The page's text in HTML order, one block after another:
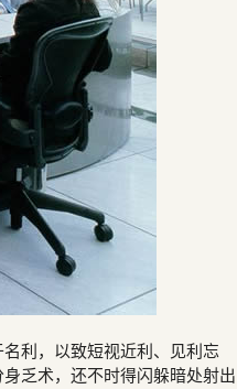
利，以致短视近利、见利忘
乏术，还不时得闪躲暗处射出